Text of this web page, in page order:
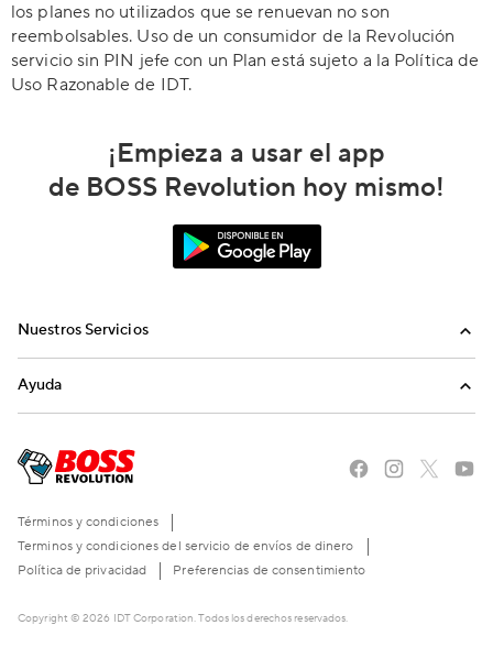
los planes no utilizados que se renuevan no son
reembolsables. Uso de un consumidor de la Revolución
servicio sin PIN jefe con un Plan está sujeto a la Política de
Uso Razonable de IDT.
¡Empieza a usar el app
de BOSS Revolution hoy mismo!
Nuestros Servicios
Recargas Internacionales
Ayuda
Envíanos un email
Términos y condiciones
Terminos y condiciones del servicio de envíos de dinero
Política de privacidad
Preferencias de consentimiento
Copyright © 2026 IDT Corporation. Todos los derechos reservados.